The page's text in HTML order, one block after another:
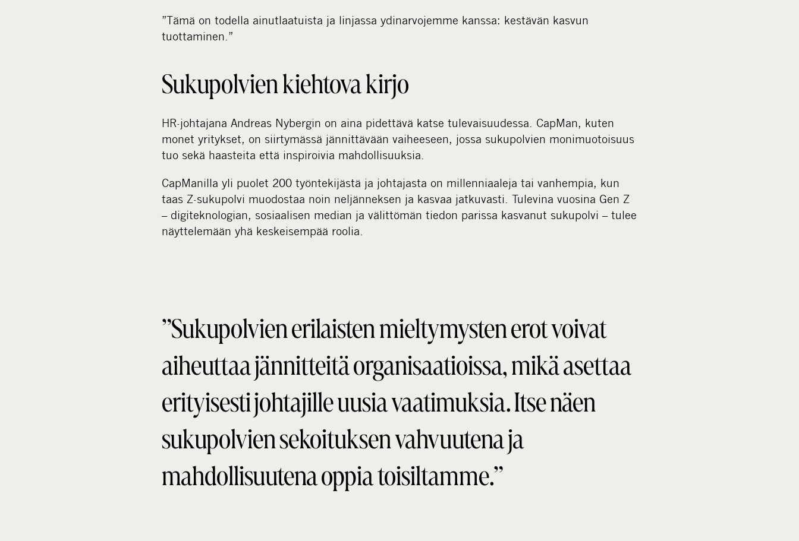
”Tämä on todella ainutlaatuista ja linjassa ydinarvojemme kanssa: kestävän kasvun
tuottaminen.”
Sukupolvien kiehtova kirjo
HR-johtajana Andreas Nybergin on aina pidettävä katse tulevaisuudessa. CapMan, kuten
monet yritykset, on siirtymässä jännittävään vaiheeseen, jossa sukupolvien monimuotoisuus
tuo sekä haasteita että inspiroivia mahdollisuuksia.
CapManilla yli puolet 200 työntekijästä ja johtajasta on millenniaaleja tai vanhempia, kun
taas Z-sukupolvi muodostaa noin neljänneksen ja kasvaa jatkuvasti. Tulevina vuosina Gen Z
– digiteknologian, sosiaalisen median ja välittömän tiedon parissa kasvanut sukupolvi – tulee
näyttelemään yhä keskeisempää roolia.
”Sukupolvien erilaisten mieltymysten erot voivat
aiheuttaa jännitteitä organisaatioissa, mikä asettaa
erityisesti johtajille uusia vaatimuksia. Itse näen
sukupolvien sekoituksen vahvuutena ja
mahdollisuutena oppia toisiltamme.”